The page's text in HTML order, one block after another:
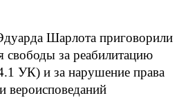
Шарлота приговорили
свободы за реабилитацию
УК) и за нарушение права
вероисповеданий